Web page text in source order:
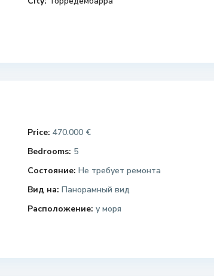
Price: 470.000 €
Bedrooms: 5
Состояние: Не требует ремонта
Вид на: Панорамный вид
Расположение: у моря